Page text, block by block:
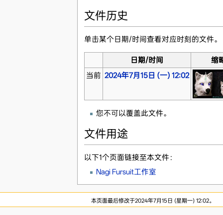
文件历史
单击某个日期/时间查看对应时刻的文件。
日期/时间
缩
当前 2024年7月15日 (一) 12:02
您不可以覆盖此文件。
文件用途
以下1个页面链接至本文件：
Nagi Fursuit工作室
本页面最后修改于2024年7月15日 (星期一) 12:02。